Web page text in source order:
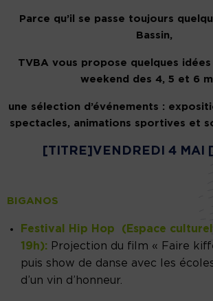
Parce qu’il se passe toujours
Bassin,
TVBA vous propose quelques
weekend des 4, 5 et 6
une sélection d’événements :
spectacles, animations sportives et
[TITRE]VENDREDI 4 MAI
BIGANOS
Festival Hip Hop ( Espace
19h): Projection du film « Faire
puis show de danse avec les
d’un vin d’honneur.